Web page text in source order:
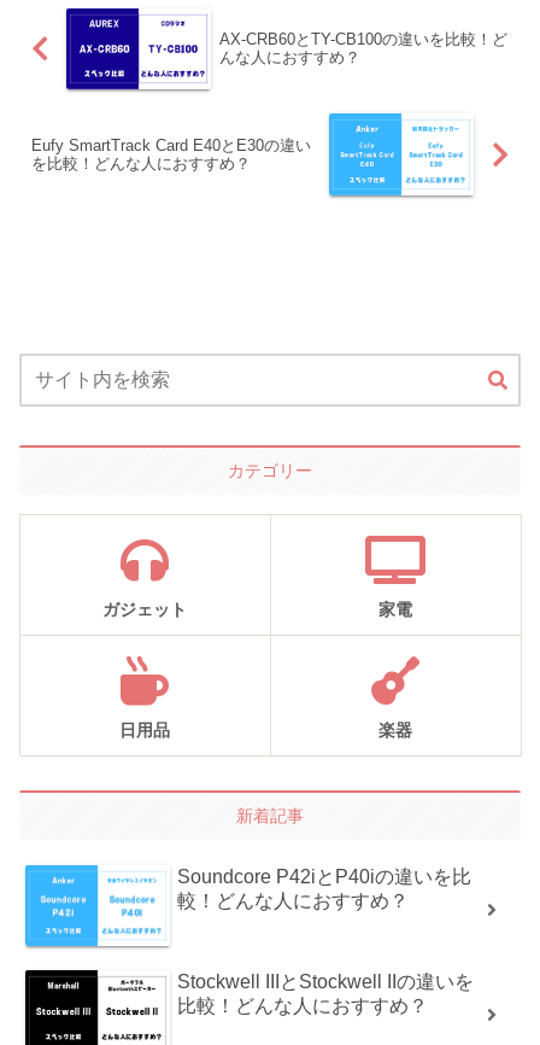
AX-CRB60とTY-CB100の違いを比較！ど
んな人におすすめ？
Eufy SmartTrack Card E40とE30の違い
を比較！どんな人におすすめ？
カテゴリー
ガジェット 家電
日用品 楽器
新着記事
Soundcore P42iとP40iの違いを比
較！どんな人におすすめ？
Stockwell IIIとStockwell IIの違いを
比較！どんな人におすすめ？